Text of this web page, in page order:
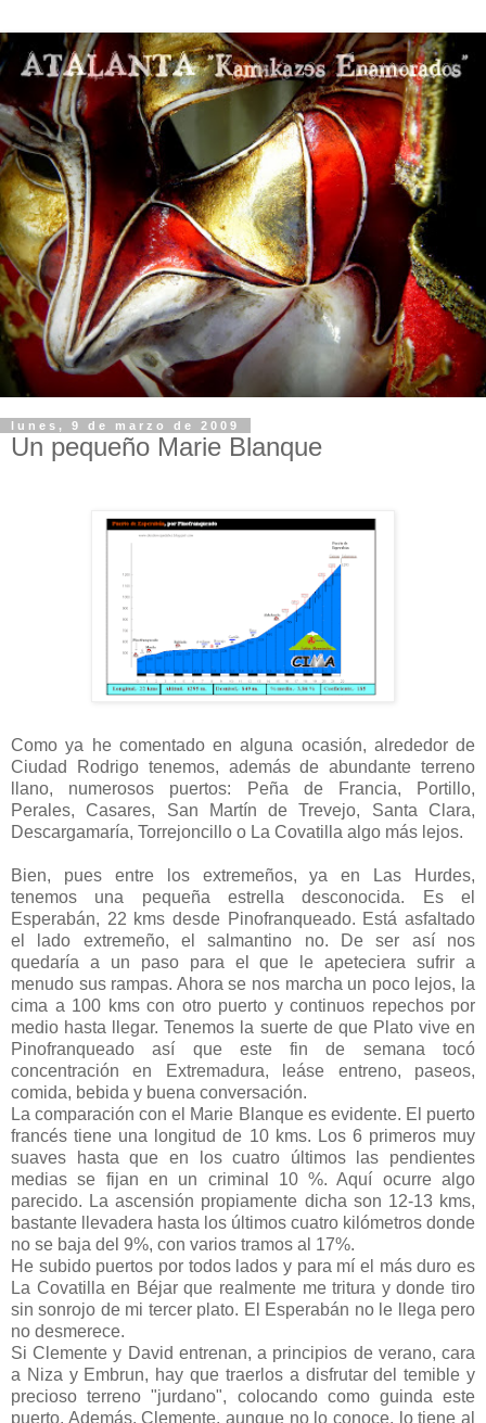
lunes, 9 de marzo de 2009
Un pequeño Marie Blanque
Como ya he comentado en alguna ocasión, alrededor de
Ciudad Rodrigo tenemos, además de abundante terreno
llano, numerosos puertos: Peña de Francia, Portillo,
Perales, Casares, San Martín de Trevejo, Santa Clara,
Descargamaría, Torrejoncillo o La Covatilla algo más lejos.
Bien, pues entre los extremeños, ya en Las Hurdes,
tenemos una pequeña estrella desconocida. Es el
Esperabán, 22 kms desde Pinofranqueado. Está asfaltado
el lado extremeño, el salmantino no. De ser así nos
quedaría a un paso para el que le apeteciera sufrir a
menudo sus rampas. Ahora se nos marcha un poco lejos, la
cima a 100 kms con otro puerto y continuos repechos por
medio hasta llegar. Tenemos la suerte de que Plato vive en
Pinofranqueado así que este fin de semana tocó
concentración en Extremadura, leáse entreno, paseos,
comida, bebida y buena conversación.
La comparación con el Marie Blanque es evidente. El puerto
francés tiene una longitud de 10 kms. Los 6 primeros muy
suaves hasta que en los cuatro últimos las pendientes
medias se fijan en un criminal 10 %. Aquí ocurre algo
parecido. La ascensión propiamente dicha son 12-13 kms,
bastante llevadera hasta los últimos cuatro kilómetros donde
no se baja del 9%, con varios tramos al 17%.
He subido puertos por todos lados y para mí el más duro es
La Covatilla en Béjar que realmente me tritura y donde tiro
sin sonrojo de mi tercer plato. El Esperabán no le llega pero
no desmerece.
Si Clemente y David entrenan, a principios de verano, cara
a Niza y Embrun, hay que traerlos a disfrutar del temible y
precioso terreno "jurdano", colocando como guinda este
puerto. Además, Clemente, aunque no lo conoce, lo tiene al